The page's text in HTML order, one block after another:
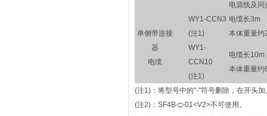
电源线及
单侧带连接
器
电缆
WY1-CCN3
(注1)
电缆长3m
本体重量
WY1-
CCN10
(注1)
电缆长10m
本体重量
(注1)： 将型号中的"-"符号删除，在开头
(注2)： SF4B-□-01<V2>不可使用。